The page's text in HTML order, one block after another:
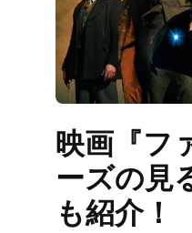
映画『フ
ーズの見
も紹介！